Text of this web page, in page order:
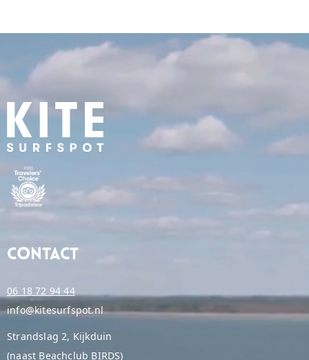
Contact
06 18 72 94 44
info@kitesurfspot.nl
Strandslag 2, Kijkduin
(naast Beachclub BIRDS)